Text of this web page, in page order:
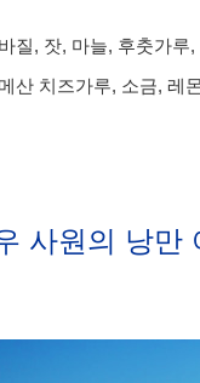
질, 잣, 마늘, 후춧가루,
치즈가루, 소금, 레
사원의 낭만